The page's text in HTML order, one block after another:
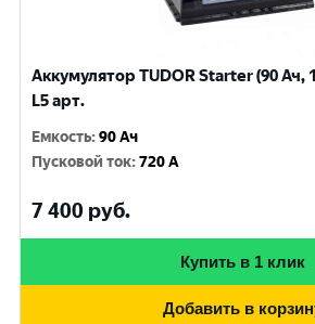
Аккумулятор TUDOR Starter (90 Ач,
L5 арт.
Емкость:90 Ач
Пусковой ток:720 A
7 400 руб.
Купить в 1 клик
Добавить в